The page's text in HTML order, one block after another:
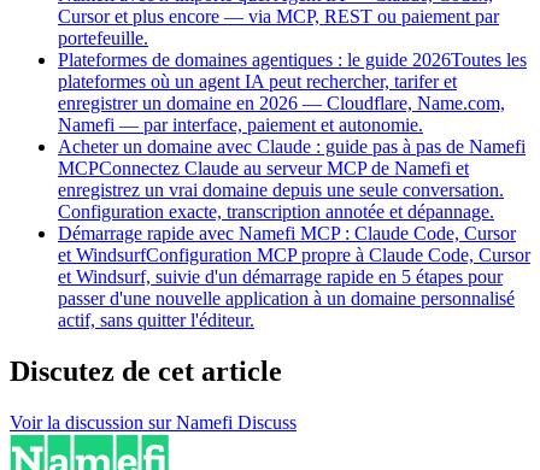
Cursor et plus encore — via MCP, REST ou paiement par
portefeuille.
Plateformes de domaines agentiques : le guide 2026Toutes les
plateformes où un agent IA peut rechercher, tarifer et
enregistrer un domaine en 2026 — Cloudflare, Name.com,
Namefi — par interface, paiement et autonomie.
Acheter un domaine avec Claude : guide pas à pas de Namefi
MCPConnectez Claude au serveur MCP de Namefi et
enregistrez un vrai domaine depuis une seule conversation.
Configuration exacte, transcription annotée et dépannage.
Démarrage rapide avec Namefi MCP : Claude Code, Cursor
et WindsurfConfiguration MCP propre à Claude Code, Cursor
et Windsurf, suivie d'un démarrage rapide en 5 étapes pour
passer d'une nouvelle application à un domaine personnalisé
actif, sans quitter l'éditeur.
Discutez de cet article
Voir la discussion sur Namefi Discuss